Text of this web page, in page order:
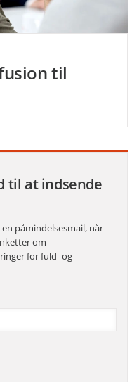
til
til at indsende
påmindelsesmail, når
om
for fuld- og